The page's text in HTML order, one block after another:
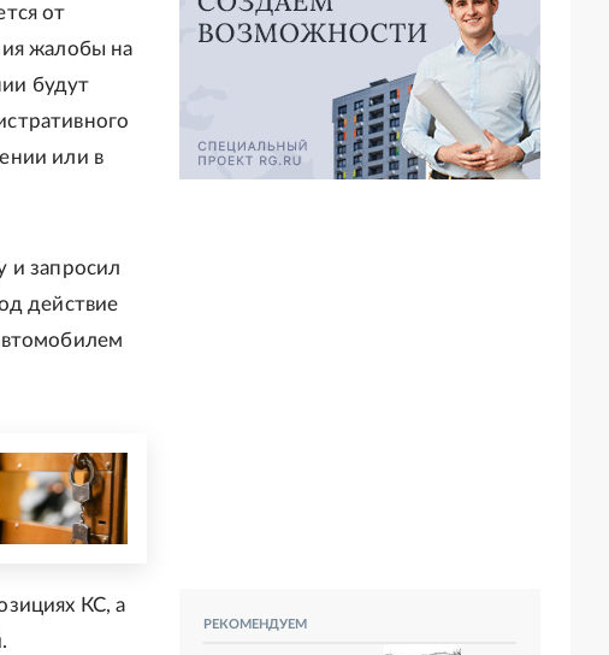
от
жалобы на
будут
или в
и запросил
действие
КС, а
РЕКОМЕНДУЕМ